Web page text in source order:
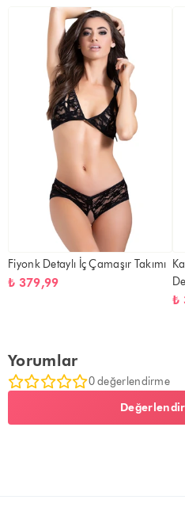
Fiyonk Detaylı İç Çamaşır Takımı
₺ 379,99
₺
Yorumlar
0 değerlendirme